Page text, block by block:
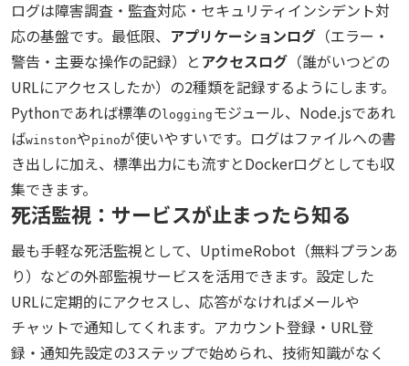
ログは障害調査・監査対応・セキュリティインシデント対
応の基盤です。最低限、 アプリケーションログ （エラー・
警告・主要な操作の記録）と アクセスログ （誰がいつどの
URLにアクセスしたか）の2種類を記録するようにします。
Pythonであれば標準のlogging モジュール、Node.jsであれ
ばwinstonや pinoが使いやすいです。ログはファイルへの書
き出しに加え、標準出力にも流すとDockerログとしても収
集できます。
死活監視：サービスが止まったら知る
最も手軽な死活監視として、UptimeRobot（無料プランあ
り）などの外部監視サービスを活用できます。設定した
URLに定期的にアクセスし、応答がなければメールや
チャットで通知してくれます。アカウント登録・URL登
録・通知先設定の3ステップで始められ、技術知識がなく